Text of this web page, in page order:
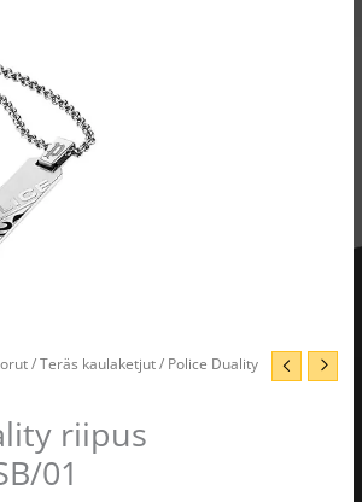
/Teräs kaulaketjut/ Police Duality
riipus
01